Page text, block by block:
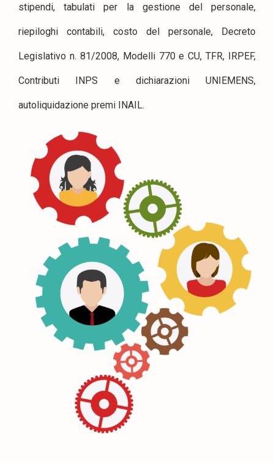
stipendi, tabulati per la gestione del personale,
riepiloghi contabili, costo del personale, Decreto
Legislativo n. 81/2008, Modelli 770 e CU, TFR, IRPEF,
Contributi INPS e dichiarazioni UNIEMENS,
autoliquidazione premi INAIL.